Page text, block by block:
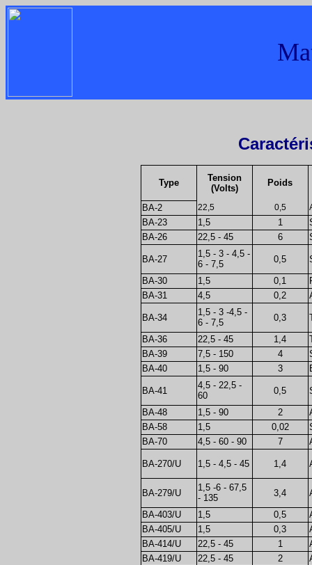
Tension
(Volts)
Poids
Type
BA-2 22,5 0,5
BA-23 1,5 1
BA-26
22,5 - 45 6
BA-27
1,5 - 3 - 4,5 -
6 - 7,5
0,5
BA-30 1,5 0,1
BA-31
4,5 0,2
BA-34
1,5 - 3 -4,5 -
6 - 7,5
0,3
BA-36 22,5 - 45 1,4
BA-39
7,5 - 150 4
BA-40
1,5 - 90 3
BA-41
4,5 - 22,5 -
60
0,5
BA-48 1,5 - 90 2
BA-58
1,5 0,02
BA-70
4,5 - 60 - 90 7
BA-270/U 1,5 - 4,5 - 45 1,4
BA-279/U
1,5 -6 - 67,5
- 135
3,4
BA-403/U 1,5 0,5
BA-405/U
1,5 0,3
BA-414/U
22,5 - 45 1
BA-419/U
22,5 - 45 2